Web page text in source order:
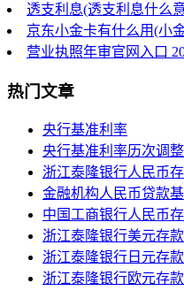
透支利息(透支利息什么
京东小金卡有什么用(小
营业执照年审官网入口
热门文章
央行基准利率
央行基准利率历次调
浙江泰隆银行人民币
金融机构人民币贷款
中国工商银行人民币
浙江泰隆银行美元存
浙江泰隆银行日元存
浙江泰隆银行欧元存